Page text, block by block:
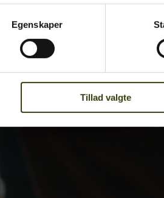
Egenskaper
Tillad valgte